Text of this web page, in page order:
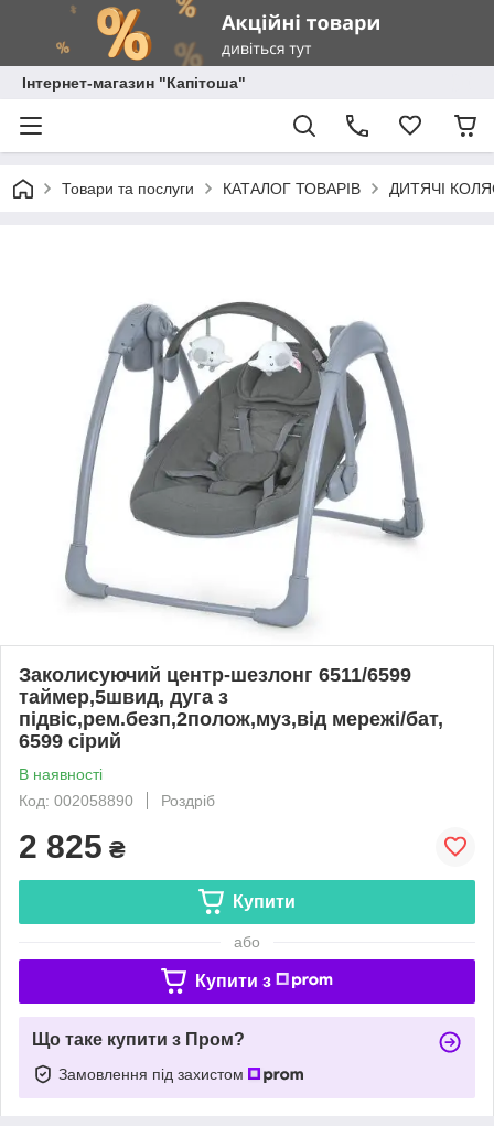
Інтернет-магазин "Капітоша"
Товари та послуги КАТАЛОГ ТОВАРІВ ДИТЯЧІ
Заколисуючий центр-шезлонг 6511/6599
таймер,5швид, дуга з
підвіс,рем.безп,2полож,муз,від мережі/бат,
6599 сірий
В наявності
Код: 002058890
Роздріб
2 825 ₴
Купити
або
Купити з
Що таке купити з Пром?
Замовлення під захистом